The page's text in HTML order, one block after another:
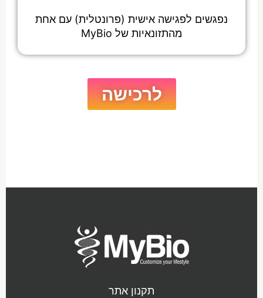
נפגשים לפגישה אישית (פרונטלית) עם אחת
מהתזונאיות של MyBio
לרכישה
תקנון אתר